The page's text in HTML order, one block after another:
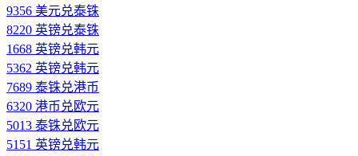
9356 美元兑泰铢
8220 英镑兑泰铢
1668 英镑兑韩元
5362 英镑兑韩元
7689 泰铢兑港币
6320 港币兑欧元
5013 泰铢兑欧元
5151 英镑兑韩元